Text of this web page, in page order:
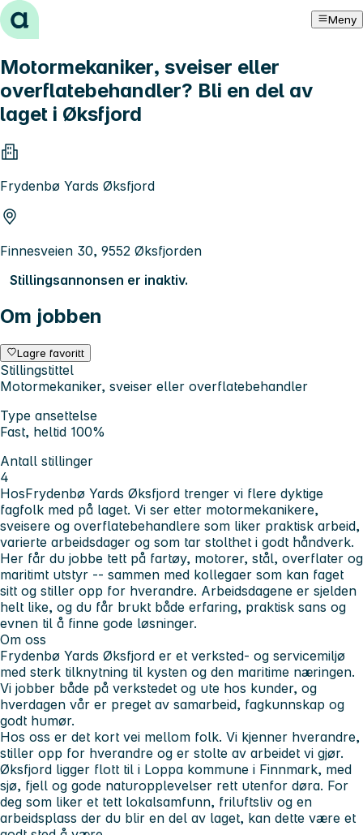
Hopp til innhold Meny
Motormekaniker, sveiser eller
overflatebehandler? Bli en del av
laget i Øksfjord
Frydenbø Yards Øksfjord
Finnesveien 30, 9552 Øksfjorden
Stillingsannonsen er inaktiv.
Om jobben
Lagre favoritt
Stillingstittel
Motormekaniker, sveiser eller overflatebehandler
Type ansettelse
Fast, heltid 100%
Antall stillinger
4
HosFrydenbø Yards Øksfjord trenger vi flere dyktige
fagfolk med på laget. Vi ser etter motormekanikere,
sveisere og overflatebehandlere som liker praktisk arbeid,
varierte arbeidsdager og som tar stolthet i godt håndverk.
Her får du jobbe tett på fartøy, motorer, stål, overflater og
maritimt utstyr -- sammen med kollegaer som kan faget
sitt og stiller opp for hverandre. Arbeidsdagene er sjelden
helt like, og du får brukt både erfaring, praktisk sans og
evnen til å finne gode løsninger.
Om oss
Frydenbø Yards Øksfjord er et verksted- og servicemiljø
med sterk tilknytning til kysten og den maritime næringen.
Vi jobber både på verkstedet og ute hos kunder, og
hverdagen vår er preget av samarbeid, fagkunnskap og
godt humør.
Hos oss er det kort vei mellom folk. Vi kjenner hverandre,
stiller opp for hverandre og er stolte av arbeidet vi gjør.
Øksfjord ligger flott til i Loppa kommune i Finnmark, med
sjø, fjell og gode naturopplevelser rett utenfor døra. For
deg som liker et tett lokalsamfunn, friluftsliv og en
arbeidsplass der du blir en del av laget, kan dette være et